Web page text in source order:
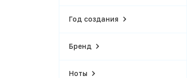
Год создания
Бренд
Ноты